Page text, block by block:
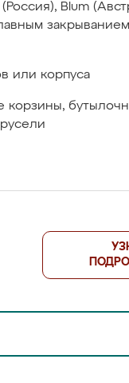
Blum
или корпуса
корзины,